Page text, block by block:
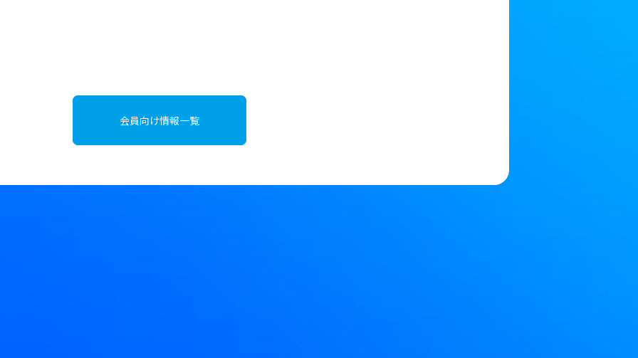
会員向け情報一覧